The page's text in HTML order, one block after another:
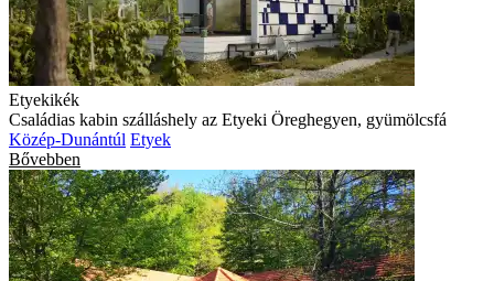
Etyekikék
Családias kabin szálláshely az Etyeki Öreghegyen, gyümölcsfá
Közép-Dunántúl Etyek
Bővebben